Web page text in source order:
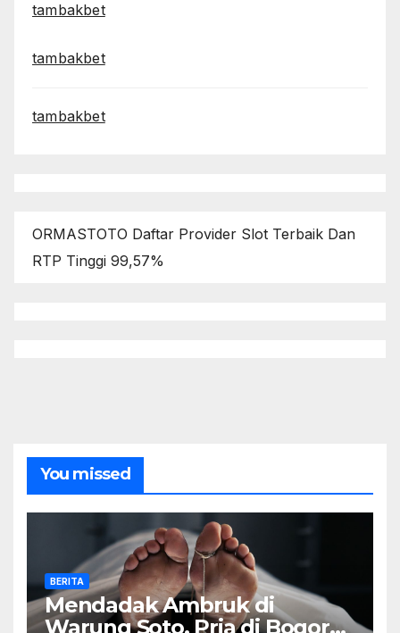
tambakbet
tambakbet
tambakbet
ORMASTOTO Daftar Provider Slot Terbaik Dan
RTP Tinggi 99,57%
You missed
BERITA
Mendadak Ambruk di
Warung Soto, Pria di Bogor